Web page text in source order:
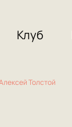
Клуб
Толстой